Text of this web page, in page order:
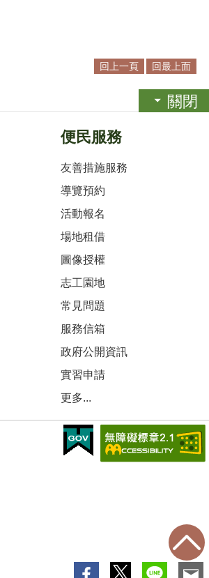
回上一頁 回最上面
關閉
便民服務
友善措施服務
導覽預約
活動報名
場地租借
圖像授權
志工園地
常見問題
服務信箱
政府公開資訊
實習申請
更多...